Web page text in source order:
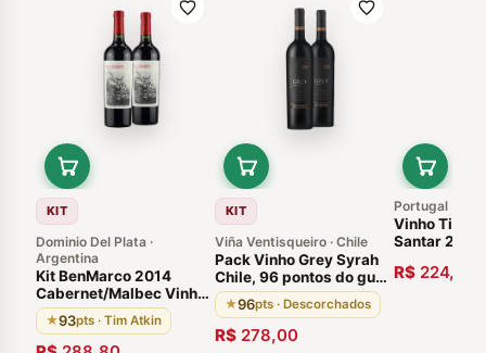
KIT
Dominio Del Plata ·
Argentina
Kit BenMarco 2014
Cabernet/Malbec Vinho
Argentino Susana Balbo
- 2 Garrafas
★93pts · Tim Atkin
KIT
Viña Ventisqueiro · Chile
Pack Vinho Grey Syrah
Chile, 96 pontos do guia
Descorchados. 100% do
vinho é envelhecido em
barricas de carvalho
francês por 18 meses,
★96pts · Descorchados
R$ 278,00
Portugal
Vinho Tinto
Santar 2009
R$ 224,00